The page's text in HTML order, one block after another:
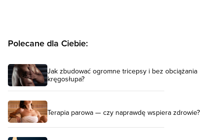
Polecane dla Ciebie:
Jak zbudować ogromne tricepsy i bez obciążania
kręgosłupa?
Terapia parowa — czy naprawdę wspiera zdrowie?